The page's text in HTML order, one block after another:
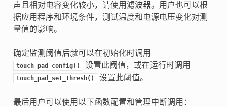
声且相对电容变化较小，请使用滤波器。用户也可以根
据应用程序和环境条件，测试温度和电源电压变化对测
量值的影响。
确定监测阈值后就可以在初始化时调用
touch_pad_config() 设置此阈值，或在运行时调用
touch_pad_set_thresh() 设置此阈值。
最后用户可以使用以下函数配置和管理中断调用：